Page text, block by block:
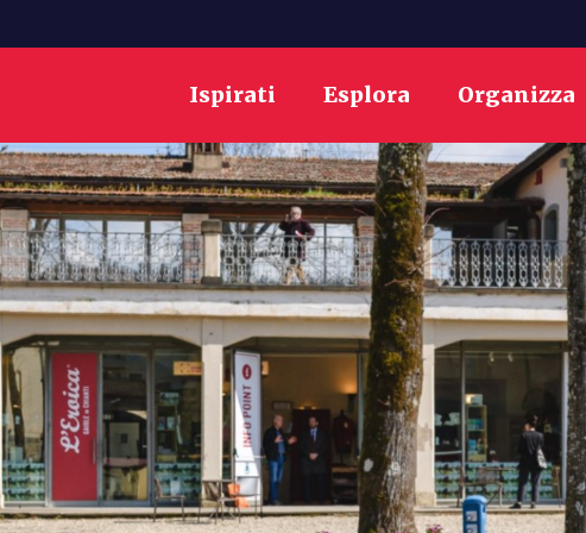
Ispirati Esplora Organizza